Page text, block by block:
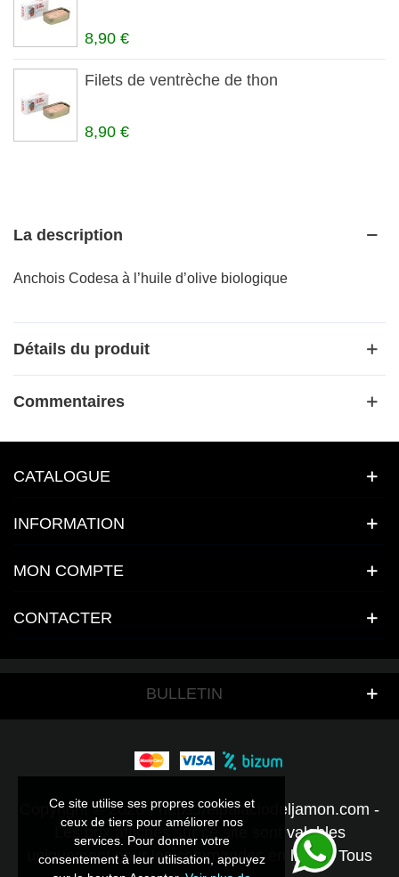
Ce site utilise ses propres cookies et
ceux de tiers pour améliorer nos
services. Pour donner votre
consentement à leur utilisation, appuyez
8,90 €
Filets de ventrèche de thon
8,90 €
La description
Anchois Codesa à l’huile d’olive biologique
Détails du produit
Commentaires
CATALOGUE
INFORMATION
MON COMPTE
CONTACTER
Ce site utilise ses propres cookies et
ceux de tiers pour améliorer nos
services. Pour donner votre
consentement à leur utilisation, appuyez
BULLETIN
Copyright © 2026 - https://elpalaciodeljamon.com -
Les prix affichés sur ce site sont valables
uniquement pour les commandes en ligne - Tous